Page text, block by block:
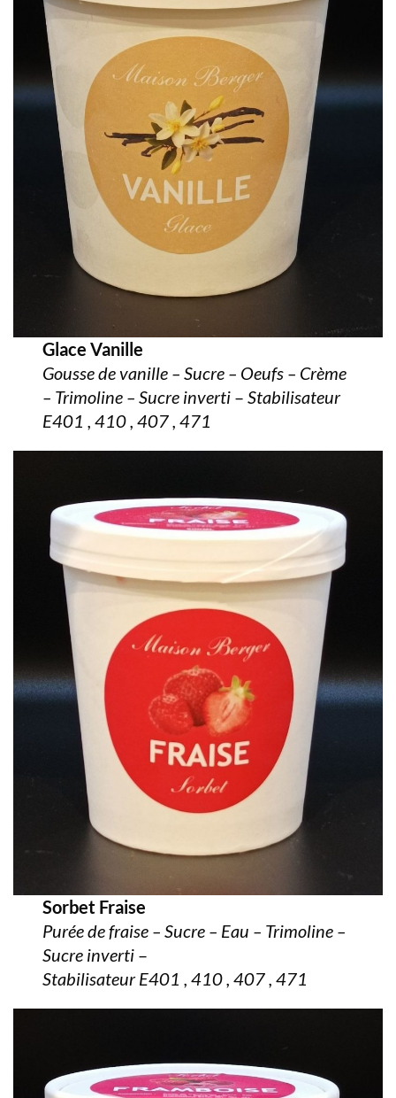
Glace Vanille
Gousse de vanille – Sucre – Oeufs – Crème
– Trimoline – Sucre inverti –Stabilisateur
E401 , 410 , 407 , 471
Sorbet Fraise
Purée de fraise – Sucre – Eau – Trimoline –
Sucre inverti –
Stabilisateur E401 , 410 , 407 , 471